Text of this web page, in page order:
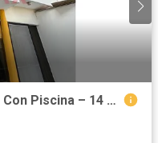
🏡 En Alquiler Casa De 3 Pisos Con Piscina – 14 Habitaciones Con Baño At 242M2 Ac 318M2 Laguna Del Chipe